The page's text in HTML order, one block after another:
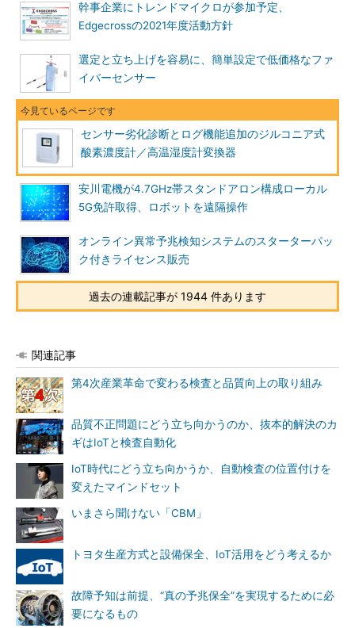
幹事企業にトレンドマイクロが参加予定、
Edgecrossの2021年度活動方針
選定と立ち上げを容易に、簡単設定で低価格なファ
イバーセンサー
センサー劣化診断とログ機能追加のジルコニア式
酸素濃度計／高温湿度計変換器
安川電機が4.7GHz帯スタンドアロン構成ローカル
5G免許取得、ロボットを遠隔操作
オンライン異常予兆検知システムのスターターパッ
ク付きライセンス販売
過去の連載記事が 1944 件あります
関連記事
第4次産業革命で変わる検査と品質向上の取り組み
品質不正問題にどう立ち向かうのか、抜本的解決のカ
ギはIoTと検査自動化
IoT時代にどう立ち向かうか、自動検査の位置付けを
変えたマインドセット
いまさら聞けない「CBM」
トヨタ生産方式と設備保全、IoT活用をどう考えるか
故障予知は前提、“真の予兆保全”を実現するために必
要になるもの